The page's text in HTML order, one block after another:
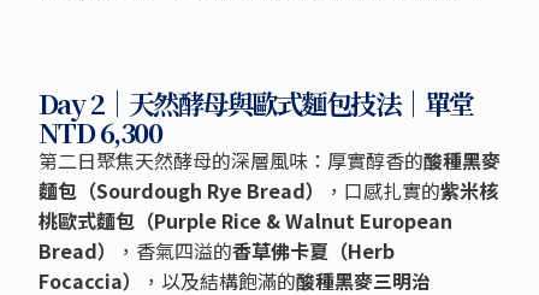
Day 2｜天然酵母與歐式麵包技法｜單堂
NTD 6,300
第二日聚焦天然酵母的深層風味：厚實醇香的酸種黑麥
麵包（Sourdough Rye Bread）
，口感扎實的紫米核
桃歐式麵包（Purple Rice & Walnut European
Bread）
，香氣四溢的香草佛卡夏（Herb
Focaccia）
，以及結構飽滿的酸種黑麥三明治